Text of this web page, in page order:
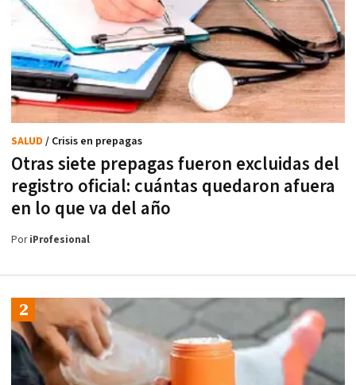
Otras siete prepagas fueron excluidas del
registro oficial: cuántas quedaron afuera
en lo que va del año
SALUD / Crisis en prepagas
PoriProfesional